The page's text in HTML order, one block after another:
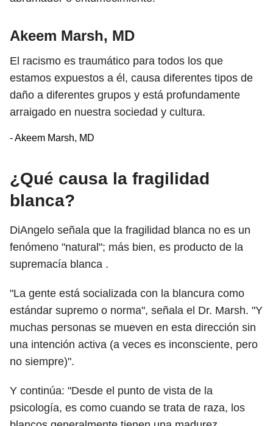
Akeem Marsh, MD
El racismo es traumático para todos los que
estamos expuestos a él, causa diferentes tipos de
daño a diferentes grupos y está profundamente
arraigado en nuestra sociedad y cultura.
- Akeem Marsh, MD
¿Qué causa la fragilidad
blanca?
DiAngelo señala que la fragilidad blanca no es un
fenómeno "natural"; más bien, es producto de la
supremacía blanca .
"La gente está socializada con la blancura como
estándar supremo o norma", señala el Dr. Marsh. "Y
muchas personas se mueven en esta dirección sin
una intención activa (a veces es inconsciente, pero
no siempre)".
Y continúa: "Desde el punto de vista de la
psicología, es como cuando se trata de raza, los